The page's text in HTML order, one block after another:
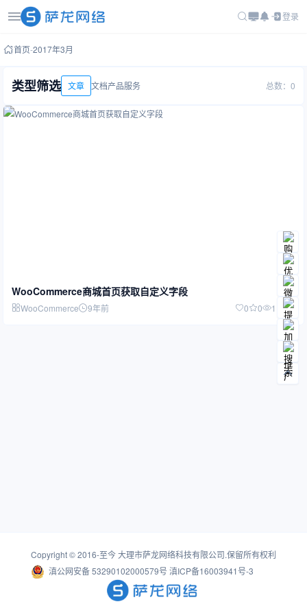
登录
首页-2017年3月
类型筛选 文章 文档产品服务 总数：0
WooCommerce商城首页获取自定义字段
WooCommerce 9年前 0 0 1.32W
Copyright © 2016-至今大理市萨龙网络科技有限公司.保留所有权利
滇公网安备 53290102000579号 滇ICP备16003941号-3